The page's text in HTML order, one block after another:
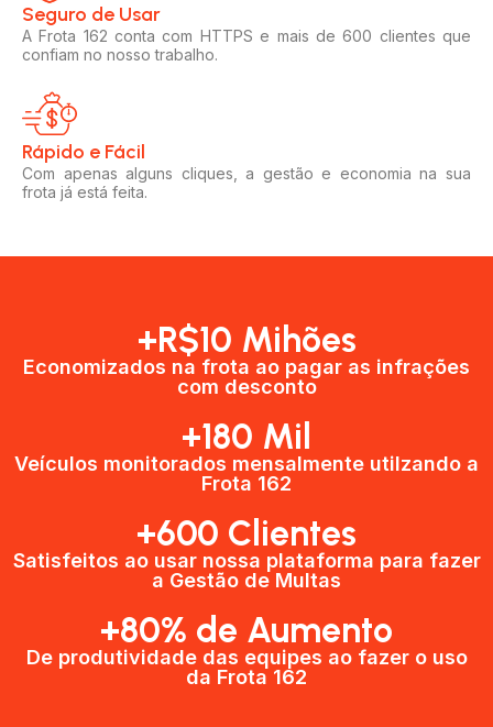
Seguro de Usar​
A Frota 162 conta com HTTPS e mais de 600 clientes que
confiam no nosso trabalho.
Rápido e Fácil​
Com apenas alguns cliques, a gestão e economia na sua
frota já está feita.
+R$10 Mihões
Economizados na frota ao pagar as infrações
com desconto
+180 Mil
Veículos monitorados mensalmente utilzando a
Frota 162
+600 Clientes​
Satisfeitos ao usar nossa plataforma para fazer
a Gestão de Multas​
+80% de Aumento
De produtividade das equipes ao fazer o uso
da Frota 162​